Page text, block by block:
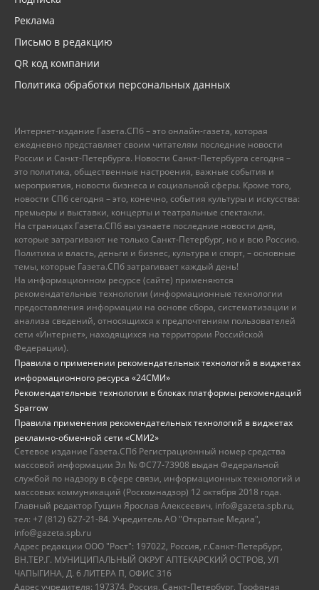
Реклама
Письмо в редакцию
QR код компании
Политика обработки персональных данных
Интернет-издание Газета.СПб – это онлайн-газета, которая
ежедневно представляет своим читателям последние новости
России и Санкт-Петербурга. Новости Санкт-Петербурга сегодня –
это политика, общественные настроения, важные события и
мероприятия, новости бизнеса и социальной сферы. Кроме того,
новости СПб сегодня – это, конечно, события культуры и искусства:
премьеры и выставки, концерты и театральные спектакли.
На страницах Газета.СПб вы узнаете последние новости дня,
которые затрагивают не только Санкт-Петербург, но и всю Россию.
Политика и власть, деньги и бизнес, культура и спорт, – основные
темы, которые Газета.СПб затрагивает каждый день!
На информационном ресурсе (сайте) применяются
рекомендательные технологии (информационные технологии
предоставления информации на основе сбора, систематизации и
анализа сведений, относящихся к предпочтениям пользователей
сети «Интернет», находящихся на территории Российской
Федерации).
Правила о применении рекомендательных технологий в виджетах
информационного ресурса «24СМИ»
Рекомендательные технологии в блоках платформы рекомендаций
Sparrow
Правила применения рекомендательных технологий в виджетах
рекламно-обменной сети «СМИ2»
Сетевое издание Газета.СПб Регистрационный номер средства
массовой информации Эл № ФС77-73908 выдан Федеральной
службой по надзору в сфере связи, информационных технологий и
массовых коммуникаций (Роскомнадзор) 12 октября 2018 года.
Главный редактор Гущин Ярослав Алексеевич, info@gazeta.spb.ru,
тел: +7 (812) 627-21-84. Учредитель АО "Открытые Медиа",
info@gazeta.spb.ru
Адрес редакции ООО "Рост": 197022, Россия, г.Санкт-Петербург,
ВН.ТЕР.Г. МУНИЦИПАЛЬНЫЙ ОКРУГ АПТЕКАРСКИЙ ОСТРОВ, УЛ
ЧАПЫГИНА, Д. 6 ЛИТЕРА П, ОФИС 316
Адрес учредителя: 197374, Россия, Санкт-Петербург, Торфяная